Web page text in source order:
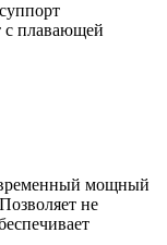
с плавающей
мощный
не